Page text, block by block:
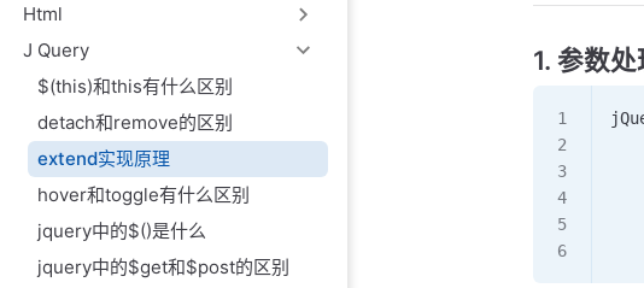
Html
J Query
$(this)和this有什么区别
detach和remove的区别
extend实现原理
hover和toggle有什么区别
jquery中的$()是什么
jquery中的$get和$post的区别
1. 参数处